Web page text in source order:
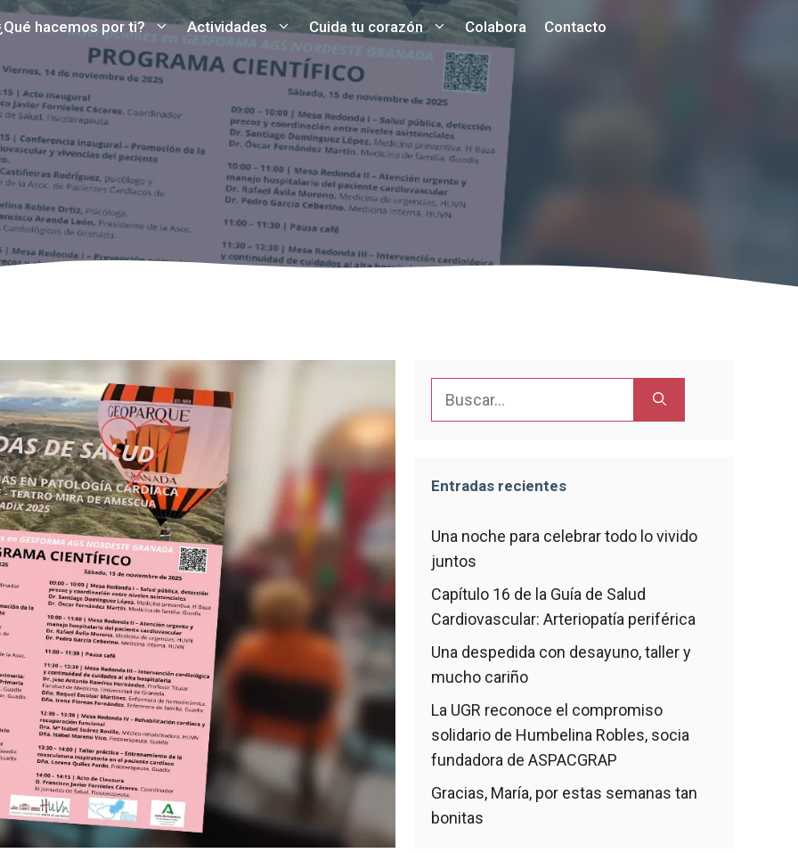
hacemos por ti? Actividades Cuida tu corazón Colabora Contacto
Entradas recientes
Una noche para celebrar todo lo vivido
juntos
Capítulo 16 de la Guía de Salud
Cardiovascular: Arteriopatía periférica
Una despedida con desayuno, taller y
mucho cariño
La UGR reconoce el compromiso
solidario de Humbelina Robles, socia
fundadora de ASPACGRAP
Gracias, María, por estas semanas tan
bonitas